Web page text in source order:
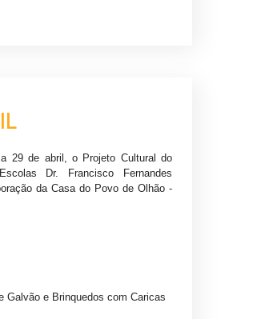
29 de abril, o Projeto Cultural do
Dr. Francisco Fernandes
da Casa do Povo de Olhão -
Galvão e Brinquedos com Caricas